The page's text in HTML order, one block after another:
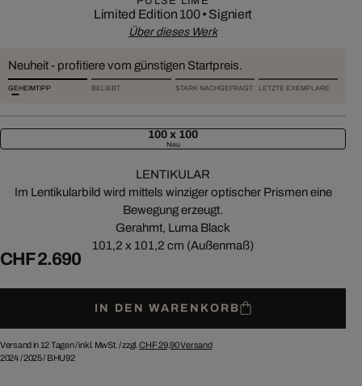
Limited Edition 100• Signiert
Über dieses Werk
Neuheit - profitiere vom günstigen Startpreis.
GEHEIMTIPP BELIEBT STARK NACHGEFRAGT LETZTE EXEMPLARE
100 x 100
Neu
LENTIKULAR
Im Lentikularbild wird mittels winziger optischer Prismen eine
Bewegung erzeugt.
Gerahmt, Luma Black
101,2 x 101,2 cm (Außenmaß)
CHF 2.690
IN DEN WARENKORB
Versand in 12 Tagen /inkl. MwSt. / zzgl.CHF 29,90Versand
2024/2025/ BHU92